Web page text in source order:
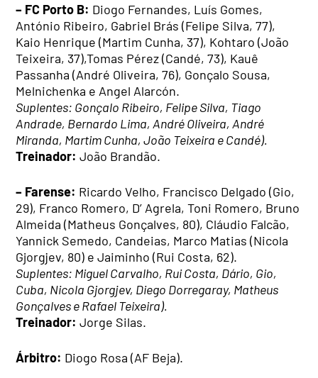
– FC Porto B: Diogo Fernandes, Luís Gomes,
António Ribeiro, Gabriel Brás (Felipe Silva, 77),
Kaio Henrique (Martim Cunha, 37), Kohtaro (João
Teixeira, 37),Tomas Pérez (Candé, 73), Kauê
Passanha (André Oliveira, 76), Gonçalo Sousa,
Melnichenka e Angel Alarcón.
Suplentes: Gonçalo Ribeiro, Felipe Silva, Tiago
Andrade, Bernardo Lima, André Oliveira, André
Miranda, Martim Cunha, João Teixeira e Candé).
Treinador:João Brandão.
– Farense: Ricardo Velho, Francisco Delgado (Gio,
29), Franco Romero, D’ Agrela, Toni Romero, Bruno
Almeida (Matheus Gonçalves, 80), Cláudio Falcão,
Yannick Semedo, Candeias, Marco Matias (Nicola
Gjorgjev, 80) e Jaiminho (Rui Costa, 62).
Suplentes: Miguel Carvalho, Rui Costa, Dário, Gio,
Cuba, Nicola Gjorgjev, Diego Dorregaray, Matheus
Gonçalves e Rafael Teixeira).
Treinador:Jorge Silas.
Árbitro: Diogo Rosa (AF Beja).